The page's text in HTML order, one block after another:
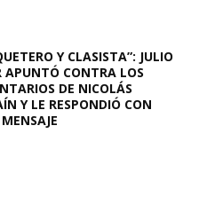
Y CLASISTA”: JULIO
APUNTÓ CONTRA LOS
DE NICOLÁS
Y LE RESPONDIÓ CON